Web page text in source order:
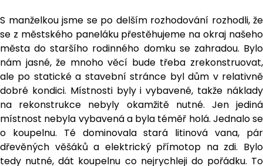
S manželkou jsme se po delším rozhodování rozhodli, že
se z městského paneláku přestěhujeme na okraj našeho
města do staršího rodinného domku se zahradou. Bylo
nám jasné, že mnoho věcí bude třeba zrekonstruovat,
ale po statické a stavební stránce byl dům v relativně
dobré kondici. Místnosti byly i vybavené, takže náklady
na rekonstrukce nebyly okamžitě nutné. Jen jediná
místnost nebyla vybavená a byla téměř holá. Jednalo se
o koupelnu. Té dominovala stará litinová vana, pár
dřevěných věšáků a elektrický přímotop na zdi. Bylo
tedy nutné, dát koupelnu co nejrychleji do pořádku. To